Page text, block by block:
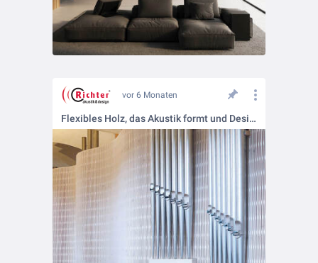
vor 6 Monaten
Flexibles Holz, das Akustik formt und Design bewegt